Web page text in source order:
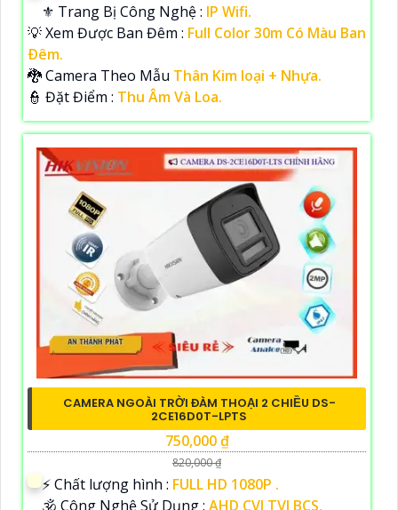
⚜️ Trang Bị Công Nghệ : IP Wifi.
💡 Xem Được Ban Đêm : Full Color 30m Có Màu Ban
Ðêm.
🐉️ Camera Theo Mẫu Thân Kim loại + Nhựa.
️👮 Đặt Điểm : Thu Âm Và Loa.
CAMERA NGOÀI TRỜI ĐÀM THOẠI 2 CHIỀU DS-
2CE16D0T-LPTS
750,000 ₫
820,000 ₫
️⚡ Chất lượng hình : FULL HD 1080P .
🕉️ Công Nghệ Sử Dụng : AHD CVI TVI BCS.